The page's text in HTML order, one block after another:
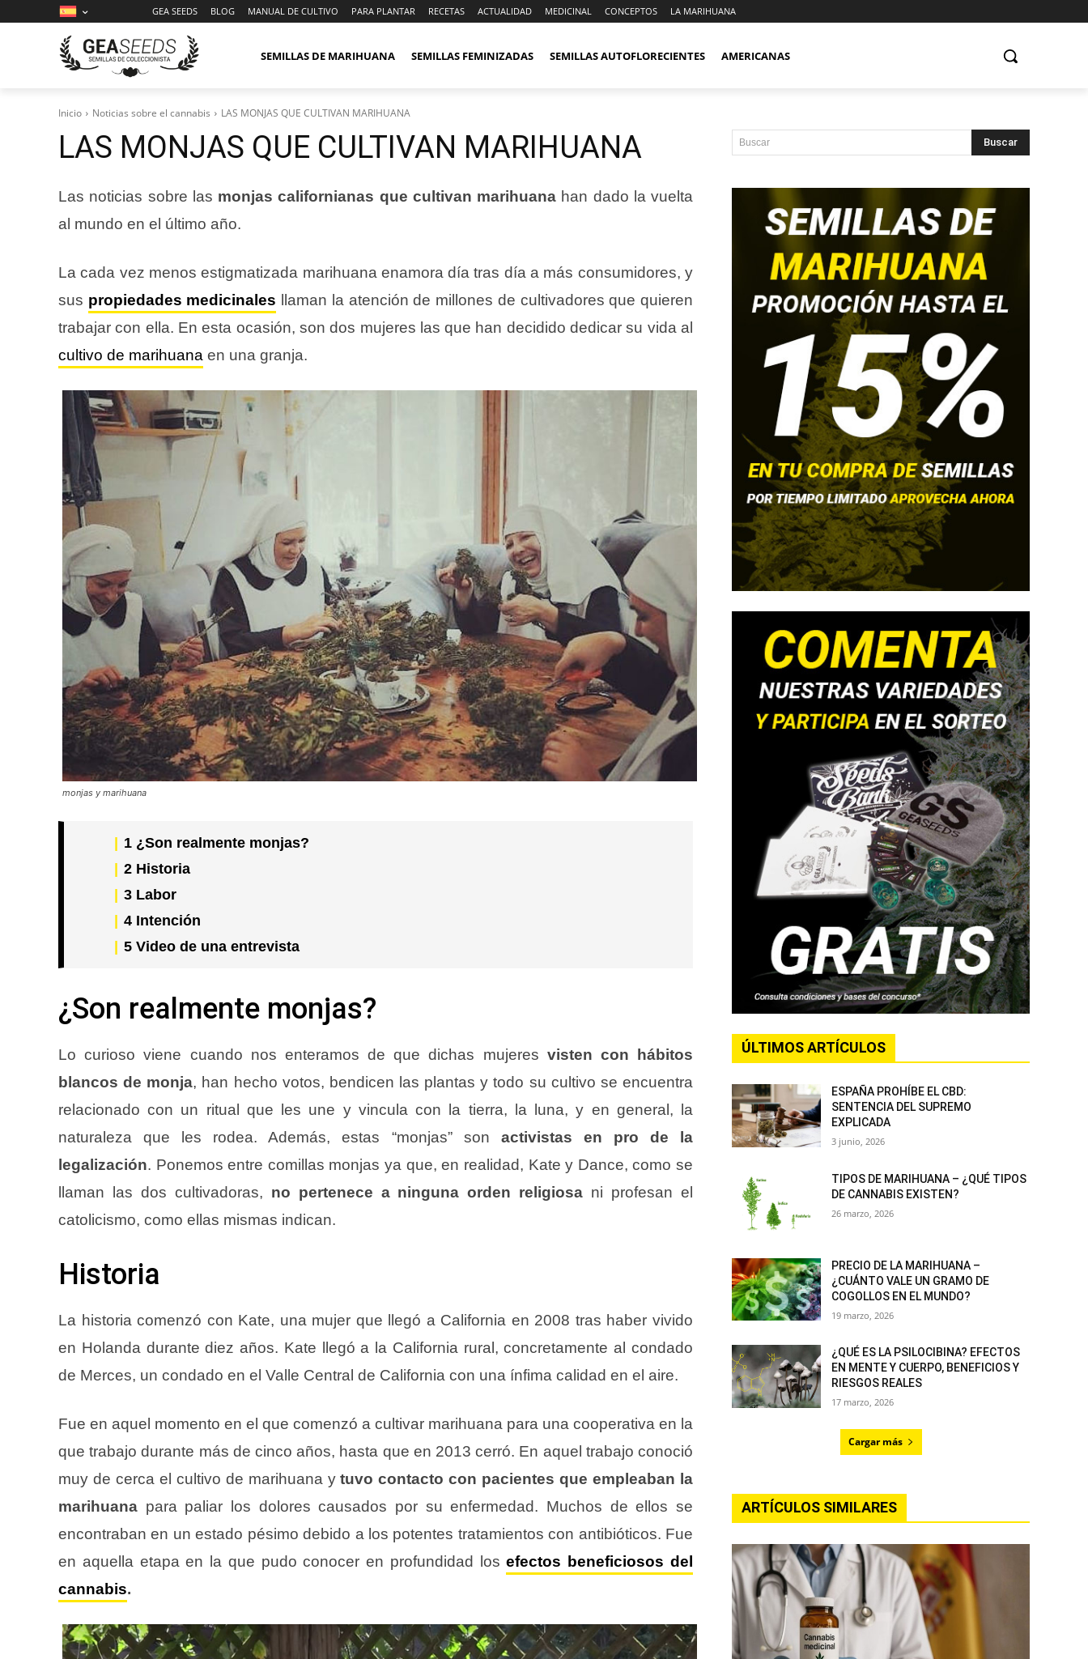
GEA SEEDS BLOG MANUAL DE CULTIVO PARA PLANTAR RECETAS ACTUALIDAD MEDICINAL CONCEPTOS LA MARIHUANA
SEMILLAS DE MARIHUANA SEMILLAS FEMINIZADAS SEMILLAS AUTOFLORECIENTES AMERICANAS
Inicio Noticias sobre el cannabis LAS MONJAS QUE CULTIVAN MARIHUANA
LAS MONJAS QUE CULTIVAN MARIHUANA
Las noticias sobre las monjas californianas que cultivan marihuana han dado la vuelta
al mundo en el último año.
La cada vez menos estigmatizada marihuana enamora día tras día a más consumidores, y
sus propiedades medicinales llaman la atención de millones de cultivadores que quieren
trabajar con ella. En esta ocasión, son dos mujeres las que han decidido dedicar su vida al
cultivo de marihuana en una granja.
monjas y marihuana
1 ¿Son realmente monjas?
2 Historia
3 Labor
4 Intención
5 Video de una entrevista
¿Son realmente monjas?
Lo curioso viene cuando nos enteramos de que dichas mujeres visten con hábitos
blancos de monja, han hecho votos, bendicen las plantas y todo su cultivo se encuentra
relacionado con un ritual que les une y vincula con la tierra, la luna, y en general, la
naturaleza que les rodea. Además, estas “monjas” son activistas en pro de la
legalización. Ponemos entre comillas monjas ya que, en realidad, Kate y Dance, como se
llaman las dos cultivadoras, no pertenece a ninguna orden religiosa ni profesan el
catolicismo, como ellas mismas indican.
Historia
La historia comenzó con Kate, una mujer que llegó a California en 2008 tras haber vivido
en Holanda durante diez años. Kate llegó a la California rural, concretamente al condado
de Merces, un condado en el Valle Central de California con una ínfima calidad en el aire.
Fue en aquel momento en el que comenzó a cultivar marihuana para una cooperativa en la
que trabajo durante más de cinco años, hasta que en 2013 cerró. En aquel trabajo conoció
muy de cerca el cultivo de marihuana ytuvo contacto con pacientes que empleaban la
marihuana para paliar los dolores causados por su enfermedad. Muchos de ellos se
encontraban en un estado pésimo debido a los potentes tratamientos con antibióticos. Fue
en aquella etapa en la que pudo conocer en profundidad losefectos beneficiosos del
cannabis.
Buscar Buscar
ÚLTIMOS ARTÍCULOS
ESPAÑA PROHÍBE EL CBD:
SENTENCIA DEL SUPREMO
EXPLICADA
3 junio, 2026
TIPOS DE MARIHUANA – ¿QUÉ TIPOS
DE CANNABIS EXISTEN?
26 marzo, 2026
PRECIO DE LA MARIHUANA –
¿CUÁNTO VALE UN GRAMO DE
COGOLLOS EN EL MUNDO?
19 marzo, 2026
¿QUÉ ES LA PSILOCIBINA? EFECTOS
EN MENTE Y CUERPO, BENEFICIOS Y
RIESGOS REALES
17 marzo, 2026
Cargar más
ARTÍCULOS SIMILARES